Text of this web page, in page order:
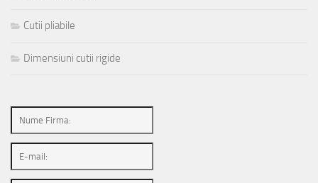
Cutii pliabile
Dimensiuni cutii rigide